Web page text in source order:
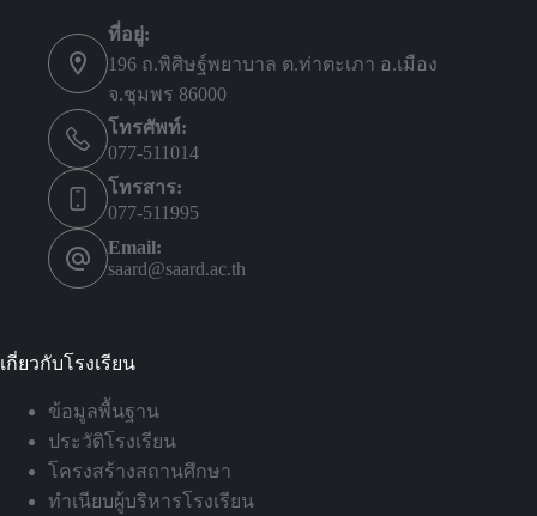
ที่อยู่:
196 ถ.พิศิษฐ์พยาบาล ต.ท่าตะเภา อ.เมือง
จ.ชุมพร 86000
โทรศัพท์:
077-511014
โทรสาร:
077-511995
Email:
saard@saard.ac.th
เกี่ยวกับโรงเรียน
ข้อมูลพื้นฐาน
ประวัติโรงเรียน
โครงสร้างสถานศึกษา
ทำเนียบผู้บริหารโรงเรียน